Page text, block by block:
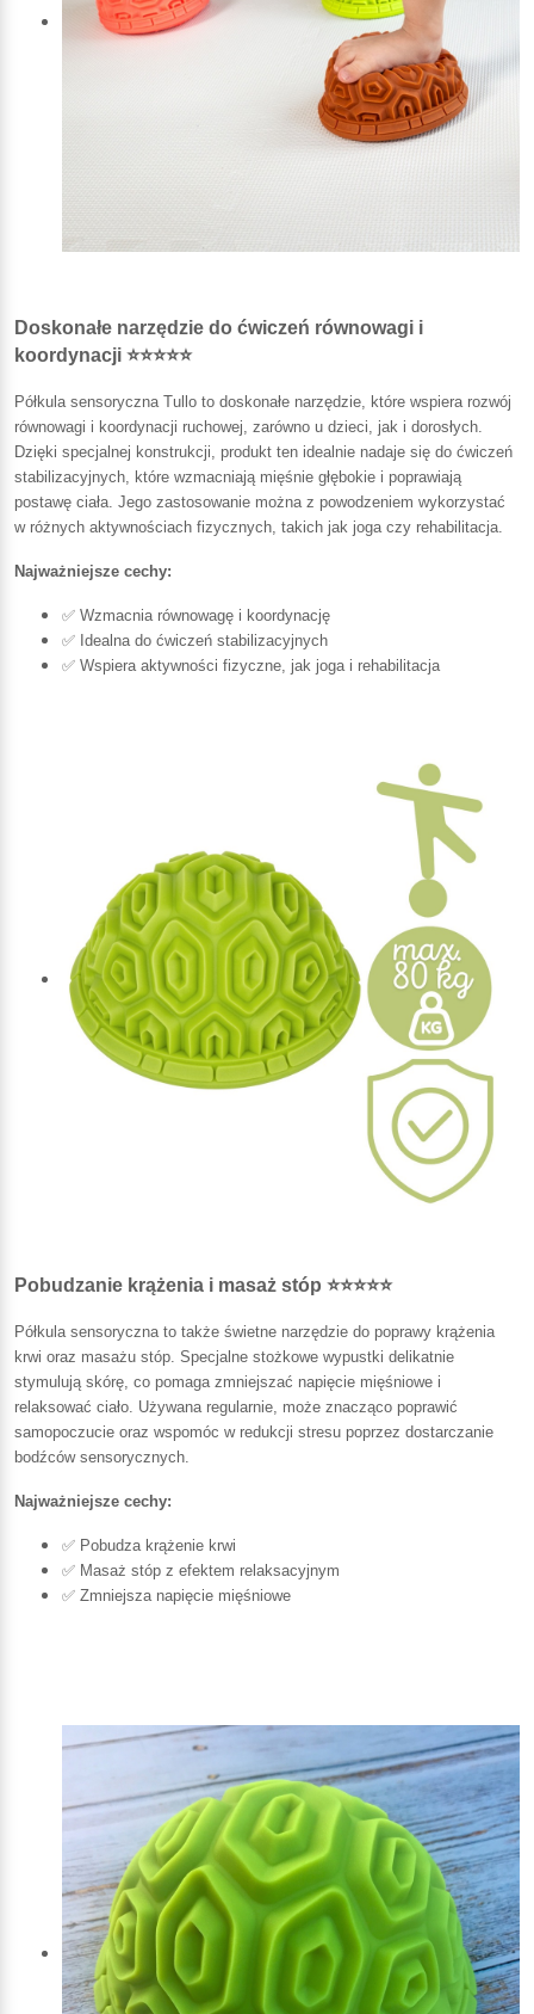
Doskonałe narzędzie do ćwiczeń równowagi i
koordynacji ⭐⭐⭐⭐⭐
Półkula sensoryczna Tullo to doskonałe narzędzie, które wspiera rozwój
równowagi i koordynacji ruchowej, zarówno u dzieci, jak i dorosłych.
Dzięki specjalnej konstrukcji, produkt ten idealnie nadaje się do ćwiczeń
stabilizacyjnych, które wzmacniają mięśnie głębokie i poprawiają
postawę ciała. Jego zastosowanie można z powodzeniem wykorzystać
w różnych aktywnościach fizycznych, takich jak joga czy rehabilitacja.
Najważniejsze cechy:
✅ Wzmacnia równowagę i koordynację
✅ Idealna do ćwiczeń stabilizacyjnych
✅ Wspiera aktywności fizyczne, jak joga i rehabilitacja
Pobudzanie krążenia i masaż stóp ⭐⭐⭐⭐⭐
Półkula sensoryczna to także świetne narzędzie do poprawy krążenia
krwi oraz masażu stóp. Specjalne stożkowe wypustki delikatnie
stymulują skórę, co pomaga zmniejszać napięcie mięśniowe i
relaksować ciało. Używana regularnie, może znacząco poprawić
samopoczucie oraz wspomóc w redukcji stresu poprzez dostarczanie
bodźców sensorycznych.
Najważniejsze cechy:
✅ Pobudza krążenie krwi
✅ Masaż stóp z efektem relaksacyjnym
✅ Zmniejsza napięcie mięśniowe